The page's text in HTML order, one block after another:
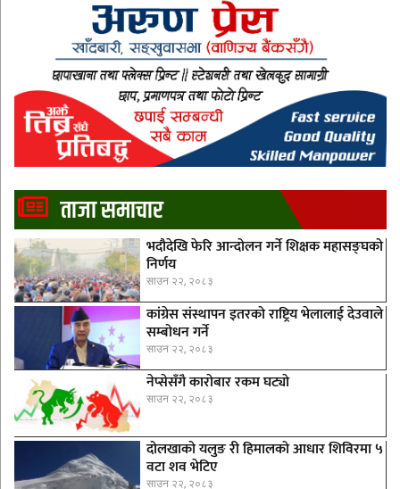
ताजा समाचार
भदौदेखि फेरि आन्दोलन गर्ने शिक्षक महासङ्घको
निर्णय
साउन २२, २०८३
कांग्रेस संस्थापन इतरको राष्ट्रिय भेलालाई देउवाले
सम्बोधन गर्ने
साउन २२, २०८३
नेप्सेसँगै काराेबार रकम घट्याे
साउन २२, २०८३
दोलखाको यलुङ री हिमालको आधार शिविरमा ५
वटा शव भेटिए
साउन २२, २०८३